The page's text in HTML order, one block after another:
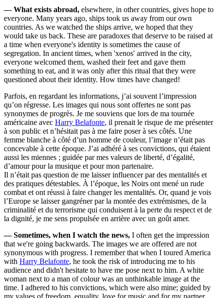
— What exists abroad, elsewhere, in other countries, gives hope to
everyone. Many years ago, ships took us away from our own
countries. As we watched the ships arrive, we hoped that they
would take us back. These are paradoxes that deserve to be raised at
a time when everyone's identity is sometimes the cause of
segregation. In ancient times, when 'xenos' arrived in the city,
everyone welcomed them, washed their feet and gave them
something to eat, and it was only after this ritual that they were
questioned about their identity. How times have changed!
Parfois, en regardant les informations, j’ai souvent l’impression
qu’on régresse. Les images qui nous sont offertes ne sont pas
synonymes de progrès. Je me souviens que lors de ma tournée
américaine avec Harry Belafonte, il prenait le risque de me présenter
à son public et n’hésitait pas à me faire poser à ses côtés. Une
femme blanche à côté d’un homme de couleur, l’image n’était pas
concevable à cette époque. J’ai adhéré à ses convictions, qui étaient
aussi les miennes ; guidée par mes valeurs de liberté, d’égalité,
d’amour pour la musique et pour mon partenaire.
Il n’était pas question de me laisser influencer par des mentalités et
des pratiques détestables. À l’époque, les Noirs ont mené un rude
combat et ont réussi à faire changer les mentalités. Or, quand je vois
l’Europe se laisser gangréner par la montée des extrémismes, de la
criminalité et du terrorisme qui conduisent à la perte du respect et de
la dignité, je me sens propulsée en arrière avec un goût amer.
— Sometimes, when I watch the news, I often get the impression
that we're going backwards. The images we are offered are not
synonymous with progress. I remember that when I toured America
with Harry Belafonte, he took the risk of introducing me to his
audience and didn't hesitate to have me pose next to him. A white
woman next to a man of colour was an unthinkable image at the
time. I adhered to his convictions, which were also mine; guided by